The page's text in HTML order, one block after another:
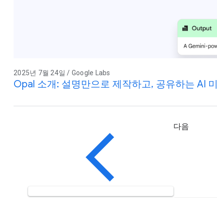
2025년 7월 24일 / Google Labs
Opal 소개: 설명만으로 제작하고, 공유하는 AI
다음